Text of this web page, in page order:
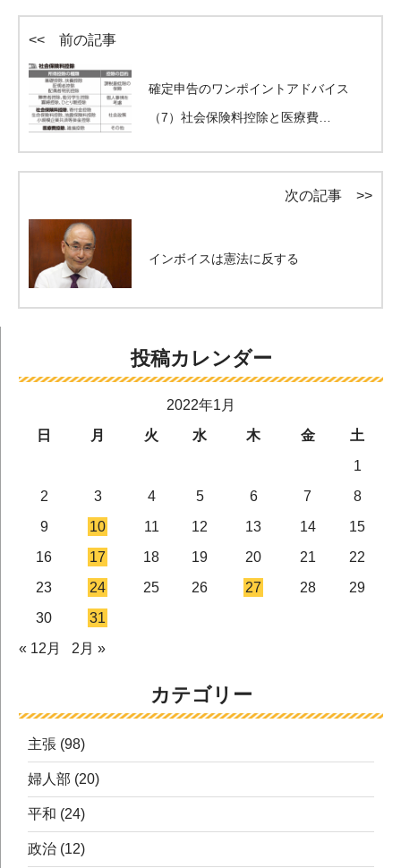
<< 前の記事
確定申告のワンポイントアドバイス
（7）社会保険料控除と医療費…
次の記事 >>
インボイスは憲法に反する
投稿カレンダー
2022年1月
日
月 火 水 木 金
土
1
2
3 4 5 6 7
8
9
10 11 12 13 14
15
16
17 18 19 20 21
22
23
24 25 26 27 28
29
30
31
« 12月
2月 »
カテゴリー
主張 (98)
婦人部 (20)
平和 (24)
政治 (12)